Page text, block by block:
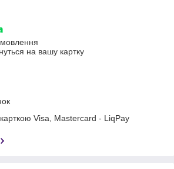
на вашу картку
Visa, Mastercard - LiqPay